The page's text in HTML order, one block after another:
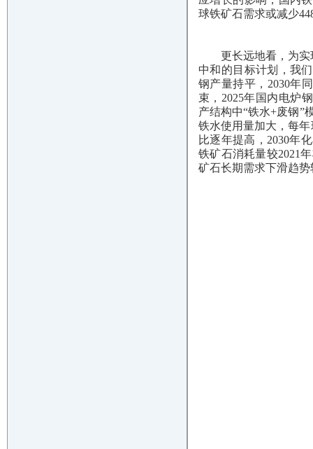
球铁矿石需求或减少
更长远地看，为实现
中和的目标计划，我
钢产量持平，2030年
束，2025年国内电炉
产结构中“铁水+废钢”
铁水使用量加大，每
比逐年提高，2030年
铁矿石消耗量较2021
矿石长期需求下滑趋